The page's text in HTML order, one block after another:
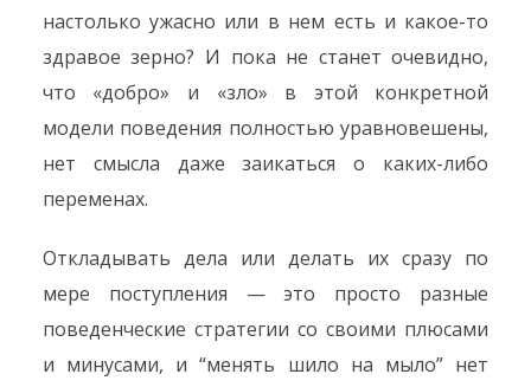
настолько ужасно или в нем есть и какое-то
здравое зерно? И пока не станет очевидно,
что «добро» и «зло» в этой конкретной
модели поведения полностью уравновешены,
нет смысла даже заикаться о каких-либо
переменах.
Откладывать дела или делать их сразу по
мере поступления — это просто разные
поведенческие стратегии со своими плюсами
и минусами, и “менять шило на мыло” нет